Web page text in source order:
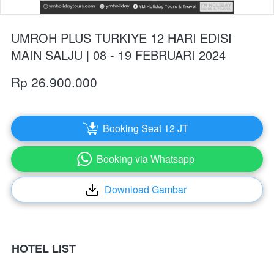
UMROH PLUS TURKIYE 12 HARI EDISI
MAIN SALJU | 08 - 19 FEBRUARI 2024
Rp 26.900.000
` Booking Seat 12 JT
` Booking via Whatsapp
` Download Gambar
HOTEL LIST